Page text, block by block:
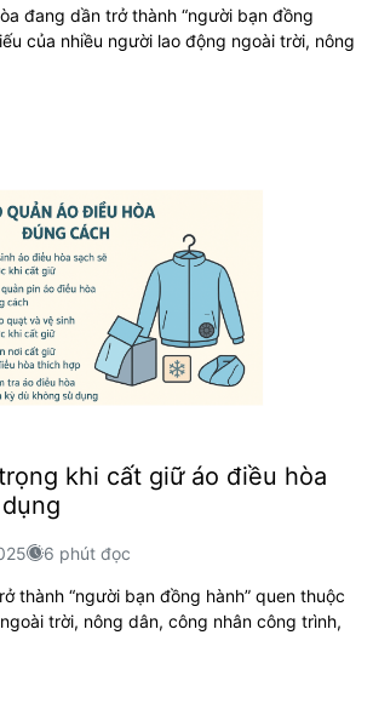
đang dần trở thành “người bạn đồng
của nhiều người lao động ngoài trời, nông
khi cất giữ áo điều hòa
6 phút đọc
thành “người bạn đồng hành” quen thuộc
trời, nông dân, công nhân công trình,